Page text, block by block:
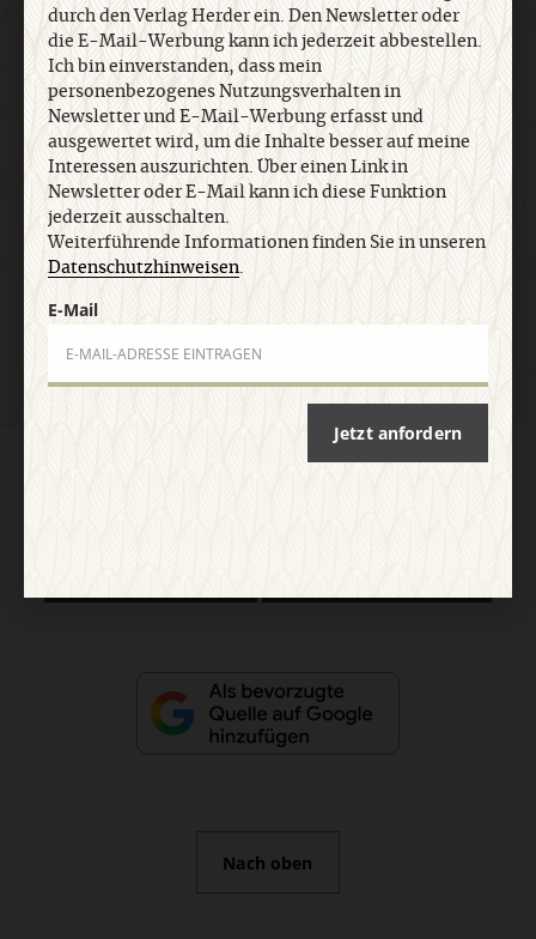
jederzeit ausschalten. Weiterführende
Informationen finden Sie in unseren
Datenschutzhinweisen.
E-Mail
Nach oben
durch den Verlag Herder ein. Den Newsletter oder
die E-Mail-Werbung kann ich jederzeit abbestellen.
Ich bin einverstanden, dass mein
personenbezogenes Nutzungsverhalten in
Newsletter und E-Mail-Werbung erfasst und
ausgewertet wird, um die Inhalte besser auf meine
Interessen auszurichten. Über einen Link in
Newsletter oder E-Mail kann ich diese Funktion
jederzeit ausschalten.
Weiterführende Informationen finden Sie in unseren
Datenschutzhinweisen.
E-Mail
Jetzt anfordern